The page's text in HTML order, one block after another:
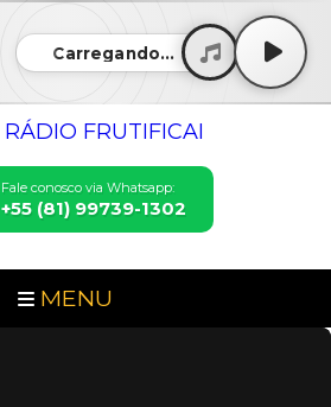
Carregando...
Fale conosco via Whatsapp:
+55 (81) 99739-1302
MENU